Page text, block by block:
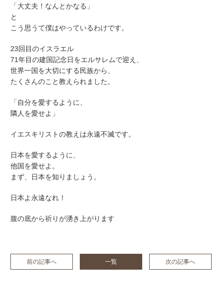
「大丈夫！なんとかなる」
と
こう思うて僕はやっているわけです。
23回目のイスラエル
71年目の建国記念日をエルサレムで迎え、
世界一国を大切にする民族から、
たくさんのこと教えられました。
「自分を愛するように、
隣人を愛せよ」
イエスキリストの教えは永遠不滅です。
日本を愛するように、
他国を愛せよ。
まず、日本を知りましょう。
日本よ永遠なれ！
腹の底から祈りが湧き上がります
前の記事へ 一覧 次の記事へ